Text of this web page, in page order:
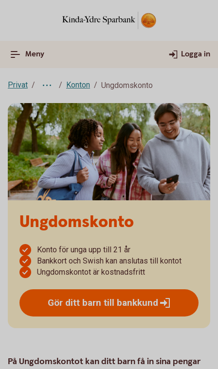
Meny Logga in
Privat Konton Ungdomskonto
Ungdomskonto
Konto för unga upp till 21 år
Bankkort och Swish kan anslutas till kontot
Ungdomskontot är kostnadsfritt
Gör ditt barn till bankkund
På Ungdomskontot kan ditt barn få in sina pengar